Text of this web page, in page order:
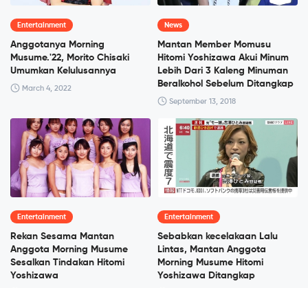
Entertainment
Anggotanya Morning
Musume.'22, Morito Chisaki
Umumkan Kelulusannya
March 4, 2022
News
Mantan Member Momusu
Hitomi Yoshizawa Akui Minum
Lebih Dari 3 Kaleng Minuman
Beralkohol Sebelum Ditangkap
September 13, 2018
Entertainment
Rekan Sesama Mantan
Anggota Morning Musume
Sesalkan Tindakan Hitomi
Yoshizawa
Entertainment
Sebabkan kecelakaan Lalu
Lintas, Mantan Anggota
Morning Musume Hitomi
Yoshizawa Ditangkap